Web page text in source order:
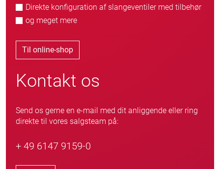
Direkte konfiguration af slangeventiler med tilbehør
og meget mere
Til online-shop
Kontakt os
Send os gerne en e-mail med dit anliggende eller ring
direkte til vores salgsteam på:
+ 49 6147 9159-0